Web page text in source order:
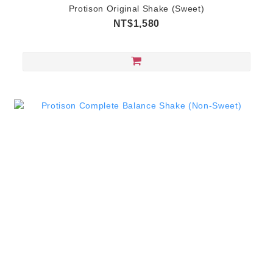
Protison Original Shake (Sweet)
NT$1,580